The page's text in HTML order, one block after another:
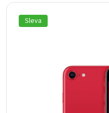
16
090 Kč.
7
447 Kč.
Sleva